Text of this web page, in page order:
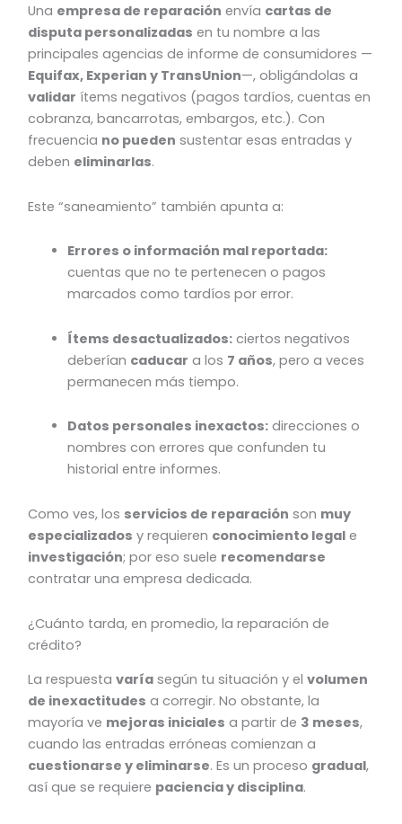
Una empresa de reparación envía cartas de
disputa personalizadas en tu nombre a las
principales agencias de informe de consumidores —
Equifax, Experian y TransUnion—, obligándolas a
validar ítems negativos (pagos tardíos, cuentas en
cobranza, bancarrotas, embargos, etc.). Con
frecuencia no pueden sustentar esas entradas y
deben eliminarlas.
Este “saneamiento” también apunta a:
Errores o información mal reportada:
cuentas que no te pertenecen o pagos
marcados como tardíos por error.
Ítems desactualizados: ciertos negativos
deberían caducar a los 7 años, pero a veces
permanecen más tiempo.
Datos personales inexactos: direcciones o
nombres con errores que confunden tu
historial entre informes.
Como ves, los servicios de reparación son muy
especializados y requieren conocimiento legal e
investigación; por eso suele recomendarse
contratar una empresa dedicada.
¿Cuánto tarda, en promedio, la reparación de
crédito?
La respuestavaría según tu situación y elvolumen
de inexactitudes a corregir. No obstante, la
mayoría ve mejoras iniciales a partir de 3 meses,
cuando las entradas erróneas comienzan a
cuestionarse y eliminarse. Es un proceso gradual,
así que se requiere paciencia y disciplina.